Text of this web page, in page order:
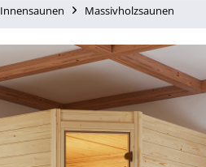
Innensaunen Massivholzsaunen